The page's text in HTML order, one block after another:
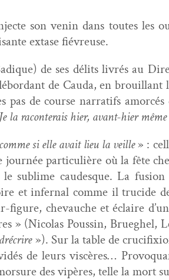
son venin dans toutes les
extase fiévreuse.
de ses dél­its livrés au
de Cau­da, en brouil­lant
de course nar­rat­ifs
la racon­terais hier, avant-hier même
comme si elle avait lieu la veille» :
journée par­ti­c­ulière où la fête
sub­lime caudesque. La fusion
et infer­nal comme il tru­cide
fig­ure, chevauche et éclaire
» (Nico­las Poussin,
»). Sur la table de
de leurs vis­cères…
des vipères, telle la mort